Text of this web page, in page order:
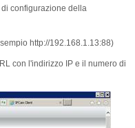
configurazione della
http://192.168.1.13:88)
con l'indirizzo IP e il numero di